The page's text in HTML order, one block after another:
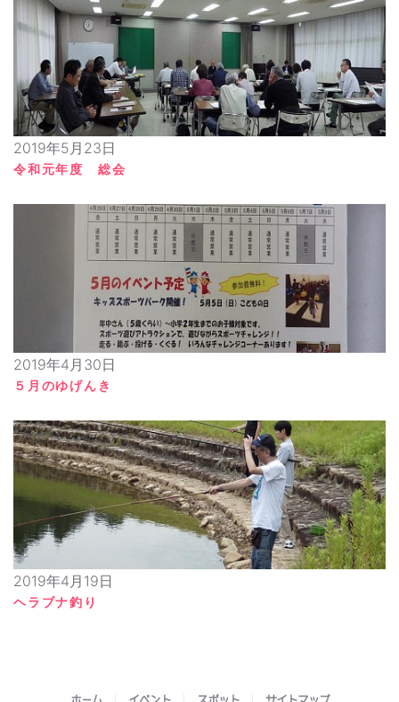
2019年5月23日
令和元年度 総会
2019年4月30日
５月のゆげんき
2019年4月19日
ヘラブナ釣り